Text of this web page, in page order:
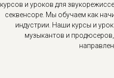
курсов и уроков для
секвенсоре. Мы обучаем как
индустрии. Наши курсы и
музыкантов и